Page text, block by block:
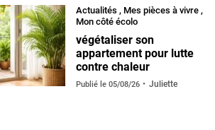
Actualités , Mes pièces à vivre ,
Mon côté écolo
végétaliser son
appartement pour lutte
contre chaleur
Publié le 05/08/26 Juliette